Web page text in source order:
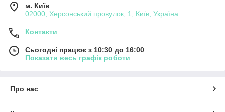
м. Київ
02000, Херсонський провулок, 1, Київ, Україна
Контакти
Сьогодні працює з 10:30 до 16:00
Показати весь графік роботи
Про нас